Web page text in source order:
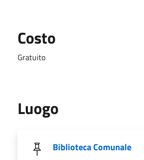
Costo
Gratuito
Luogo
Biblioteca Comunale